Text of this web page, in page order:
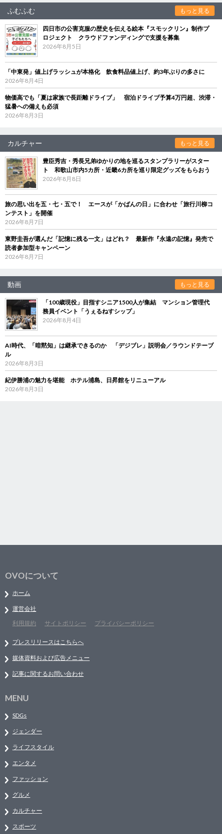
ふむふむ もっと見る
四日市の公害克服の歴史を伝える絵本『スモックリン』制作プ
ロジェクト クラウドファンディングで支援を募集
2026年8月5日
「中東発」値上げラッシュが本格化 飲食料品値上げ、約3年ぶりの多さに
2026年8月4日
物価高でも「夏は家族で長距離ドライブ」 宿泊ドライブ予算4万円超、渋滞・
猛暑への備えも必須
2026年8月3日
カルチャー もっと見る
豊臣秀吉・秀長兄弟ゆかりの地を巡るスタンプラリーがスター
ト 和歌山市内5カ所・近畿6カ所を巡り限定グッズをもらおう
2026年8月8日
旅の思い出を五・七・五で！ エースが「かばんの日」に合わせ「旅行川柳コ
ンテスト」を開催
2026年8月7日
東野圭吾が選んだ「記憶に残る一文」はどれ？ 最新作『永遠の記憶』発売で
読者参加型キャンペーン
2026年8月7日
動画 もっと見る
「100歳現役」目指すシニア1500人が集結 マンション管理代
務員イベント「うぇるねすシップ」
2026年8月4日
AI時代、「暗黙知」は継承できるのか 「デジブレ」説明会／ラウンドテーブ
ル
2026年8月3日
紀伊勝浦の魅力を堪能 ホテル浦島、日昇館をリニューアル
2026年8月3日
OVOについて
ホーム
運営会社
利用規約
サイトポリシー プライバシーポリシー
プレスリリースはこちらへ
媒体資料および広告メニュー
記事に関するお問い合わせ
MENU
SDGs
ジェンダー
ライフスタイル
エンタメ
ファッション
グルメ
カルチャー
スポーツ